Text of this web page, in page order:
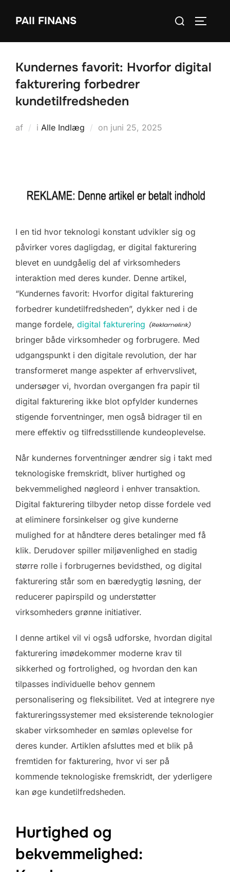
PAII FINANS
Søg
Kundernes favorit: Hvorfor digital
fakturering forbedrer
kundetilfredsheden
af i Alle Indlæg on Udgivet
juni 25, 2025
I en tid hvor teknologi konstant udvikler sig og
påvirker vores dagligdag, er digital fakturering
blevet en uundgåelig del af virksomheders
interaktion med deres kunder. Denne artikel,
“Kundernes favorit: Hvorfor digital fakturering
forbedrer kundetilfredsheden”, dykker ned i de
mange fordele, digital fakturering
bringer både virksomheder og forbrugere. Med
udgangspunkt i den digitale revolution, der har
transformeret mange aspekter af erhvervslivet,
undersøger vi, hvordan overgangen fra papir til
digital fakturering ikke blot opfylder kundernes
stigende forventninger, men også bidrager til en
mere effektiv og tilfredsstillende kundeoplevelse.
Når kundernes forventninger ændrer sig i takt med
teknologiske fremskridt, bliver hurtighed og
bekvemmelighed nøgleord i enhver transaktion.
Digital fakturering tilbyder netop disse fordele ved
at eliminere forsinkelser og give kunderne
mulighed for at håndtere deres betalinger med få
klik. Derudover spiller miljøvenlighed en stadig
større rolle i forbrugernes bevidsthed, og digital
fakturering står som en bæredygtig løsning, der
reducerer papirspild og understøtter
virksomheders grønne initiativer.
I denne artikel vil vi også udforske, hvordan digital
fakturering imødekommer moderne krav til
sikkerhed og fortrolighed, og hvordan den kan
tilpasses individuelle behov gennem
personalisering og fleksibilitet. Ved at integrere nye
faktureringssystemer med eksisterende teknologier
skaber virksomheder en sømløs oplevelse for
deres kunder. Artiklen afsluttes med et blik på
fremtiden for fakturering, hvor vi ser på
kommende teknologiske fremskridt, der yderligere
kan øge kundetilfredsheden.
Hurtighed og
bekvemmelighed: